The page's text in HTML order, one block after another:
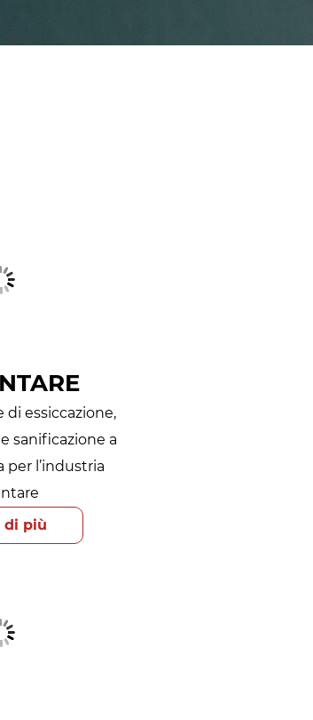
essiccazione,
sanificazione a
per l’industria
di più